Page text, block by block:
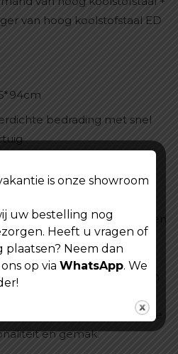
van hoog koolstofstaal ED
bedrading met snel
een fiets, maar een
gratis voor mandje, slot en
wat je nodig hebt om je
te maken. Of je nu
smartphone wilt gebruiken
voor stadsbewoners die
en gemak.
is onze showroom
uw bestelling nog
Heeft u vragen of
Neem dan
op via WhatsApp. We